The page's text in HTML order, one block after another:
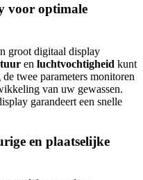
voor optimale
groot digitaal display
en luchtvochtigheid kunt
twee parameters monitoren
van uw gewassen.
garandeert een snelle
en plaatselijke